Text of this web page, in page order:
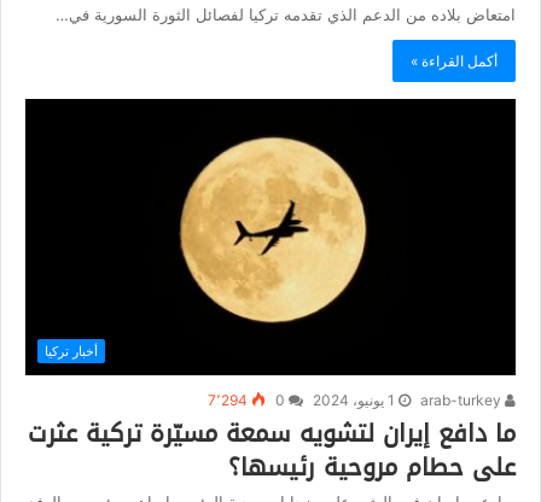
امتعاض بلاده من الدعم الذي تقدمه تركيا لفصائل الثورة السورية في…
أكمل القراءة »
أخبار تركيا
1 يونيو، 2024 7٬294
ما دافع إيران لتشويه سمعة مسيّرة تركية عثرت
على حطام مروحية رئيسها؟